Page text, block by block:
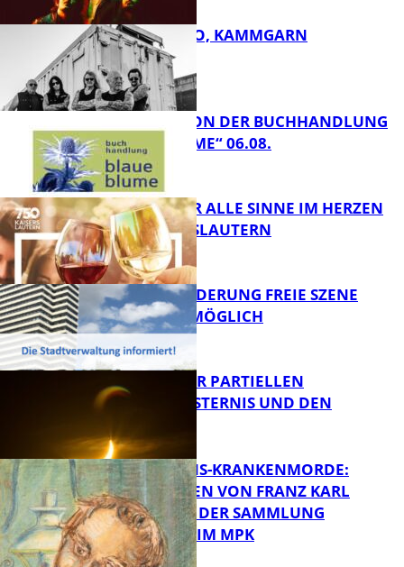
FB Kultur
ROSE TATTOO, KAMMGARN
FB Kultur
LESETIPPS VON DER BUCHHANDLUNG
„BLAUE BLUME“ 06.08.
FB Kultur
GENÜSSE FÜR ALLE SINNE IM HERZEN
VON KAISERSLAUTERN
PROJEKTFÖRDERUNG FREIE SZENE
WEITERHIN MÖGLICH
Bildung
VORTRAG ZUR PARTIELLEN
SONNENFINSTERNIS UND DEN
PERSEIDEN
OPFER DER NS-KRANKENMORDE:
ZEICHNUNGEN VON FRANZ KARL
BÜHLER AUS DER SAMMLUNG
PRINZHORN IM MPK